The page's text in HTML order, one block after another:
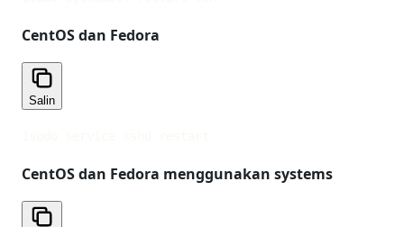
CentOS dan Fedora
Salin
CentOS dan Fedora menggunakan systems